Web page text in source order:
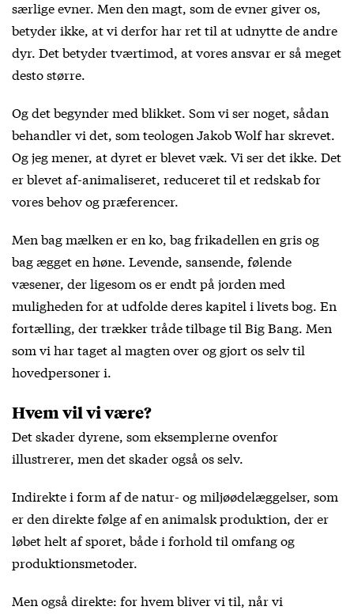
særlige evner. Men den magt, som de evner giver os,
betyder ikke, at vi derfor har ret til at udnytte de andre
dyr. Det betyder tværtimod, at vores ansvar er så meget
desto større.
Og det begynder med blikket. Som vi ser noget, sådan
behandler vi det, som teologen Jakob Wolf har skrevet.
Og jeg mener, at dyret er blevet væk. Vi ser det ikke. Det
er blevet af-animaliseret, reduceret til et redskab for
vores behov og præferencer.
Men bag mælken er en ko, bag frikadellen en gris og
bag ægget en høne. Levende, sansende, følende
væsener, der ligesom os er endt på jorden med
muligheden for at udfolde deres kapitel i livets bog. En
fortælling, der trækker tråde tilbage til Big Bang. Men
som vi har taget al magten over og gjort os selv til
hovedpersoner i.
Hvem vil vi være?
Det skader dyrene, som eksemplerne ovenfor
illustrerer, men det skader også os selv.
Indirekte i form af de natur- og miljøødelæggelser, som
er den direkte følge af en animalsk produktion, der er
løbet helt af sporet, både i forhold til omfang og
produktionsmetoder.
Men også direkte: for hvem bliver vi til, når vi